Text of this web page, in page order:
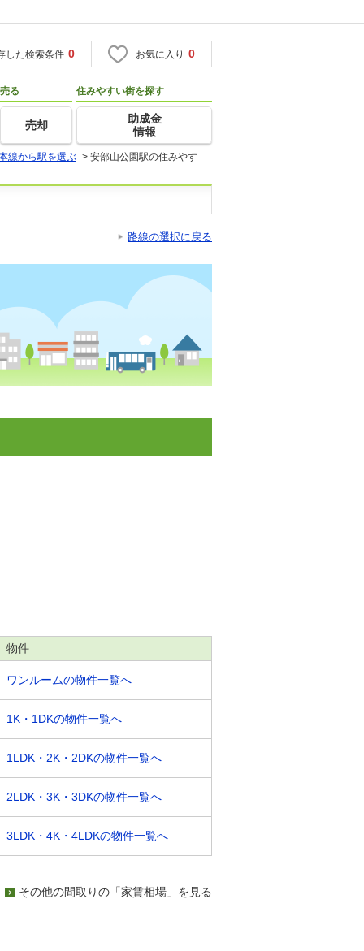
した検索条件 0 お気に入り 0
売る
売却
住みやすい街を探す
助成金
情報
線から駅を選ぶ > 安部山公園駅の住みやす
路線の選択に戻る
物件
ワンルームの物件一覧へ
1K・1DKの物件一覧へ
1LDK・2K・2DKの物件一覧へ
2LDK・3K・3DKの物件一覧へ
3LDK・4K・4LDKの物件一覧へ
その他の間取りの「家賃相場」を見る